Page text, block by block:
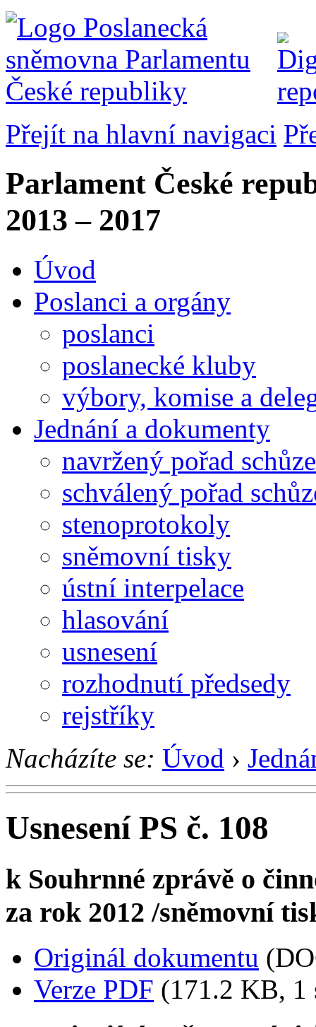
Přejít na hlavní navigaci
Parlament České
2013 – 2017
Úvod
Poslanci a orgány
poslanci
poslanecké kluby
výbory, komise a
Jednání a dokumenty
navržený pořad schůze
schválený pořad
stenoprotokoly
sněmovní tisky
ústní interpelace
hlasování
usnesení
rozhodnutí předsedy
rejstříky
Nacházíte se: Úvod ›
Usnesení PS č. 108
k Souhrnné zprávě o
za rok 2012 /sněmovní
Originál dokumentu
Verze PDF (171.2 KB, 1